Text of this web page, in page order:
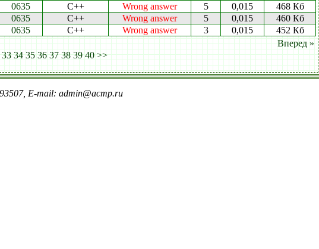
0635 C++ Wrong answer 5 0,015
468 Кб
0635 C++ Wrong answer 5 0,015
460 Кб
0635 C++ Wrong answer 3 0,015
452 Кб
Вперед »
33 34 35 36 37 38 39 40 >>
E-mail: admin@acmp.ru